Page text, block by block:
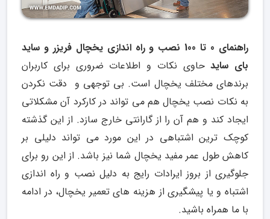
راهنمای 0 تا 100 نصب و راه اندازی یخچال فریزر و ساید
بای سایدحاوی نکات و اطلاعات ضروری برای کاربران
برندهای مختلف یخچال است. بی توجهی و دقت نکردن
به نکات نصب یخچال هم می تواند در کارکرد آن مشکلاتی
ایجاد کند و هم آن را از گارانتی خارج سازد. از این گذشته
کوچک ترین اشتباهی در این مورد می تواند دلیلی بر
کاهش طول عمر مفید یخچال شما نیز باشد. از این رو برای
جلوگیری از بروز ایرادات رایج به دلیل نصب و راه اندازی
اشتباه و یا پیشگیری از هزینه های تعمیر یخچال، در ادامه
با ما همراه باشید.